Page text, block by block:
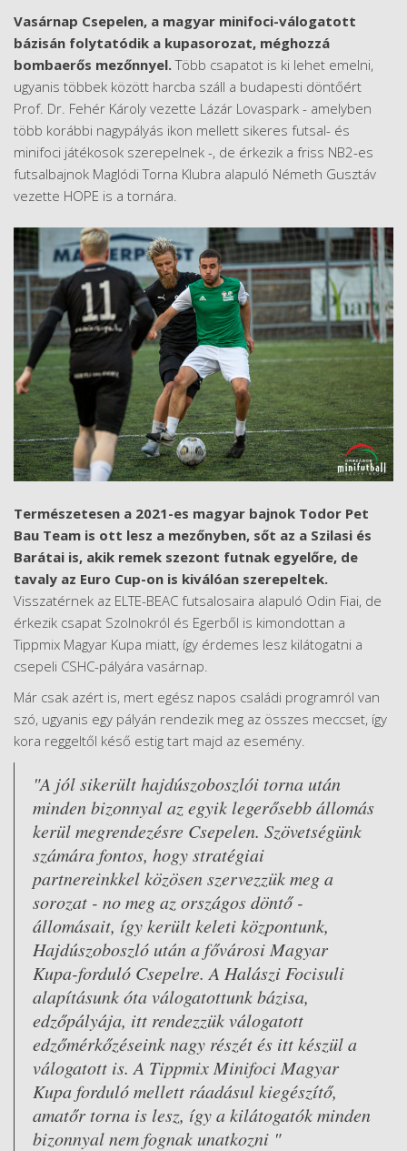
Vasárnap Csepelen, a magyar minifoci-válogatott
bázisán folytatódik a kupasorozat, méghozzá
bombaerős mezőnnyel.Több csapatot is ki lehet emelni,
ugyanis többek között harcba száll a budapesti döntőért
Prof. Dr. Fehér Károly vezette Lázár Lovaspark - amelyben
több korábbi nagypályás ikon mellett sikeres futsal- és
minifoci játékosok szerepelnek -, de érkezik a friss NB2-es
futsalbajnok Maglódi Torna Klubra alapuló Németh Gusztáv
vezette HOPE is a tornára.
Természetesen a 2021-es magyar bajnok Todor Pet
Bau Team is ott lesz a mezőnyben, sőt az a Szilasi és
Barátai is, akik remek szezont futnak egyelőre, de
tavaly az Euro Cup-on is kiválóan szerepeltek.
Visszatérnek az ELTE-BEAC futsalosaira alapuló Odin Fiai, de
érkezik csapat Szolnokról és Egerből is kimondottan a
Tippmix Magyar Kupa miatt, így érdemes lesz kilátogatni a
csepeli CSHC-pályára vasárnap.
Már csak azért is, mert egész napos családi programról van
szó, ugyanis egy pályán rendezik meg az összes meccset, így
kora reggeltől késő estig tart majd az esemény.
"A jól sikerült hajdúszoboszlói torna után
minden bizonnyal az egyik legerősebb állomás
kerül megrendezésre Csepelen. Szövetségünk
számára fontos, hogy stratégiai
partnereinkkel közösen szervezzük meg a
sorozat - no meg az országos döntő -
állomásait, így került keleti központunk,
Hajdúszoboszló után a fővárosi Magyar
Kupa-forduló Csepelre. A Halászi Focisuli
alapításunk óta válogatottunk bázisa,
edzőpályája, itt rendezzük válogatott
edzőmérkőzéseink nagy részét és itt készül a
válogatott is. A Tippmix Minifoci Magyar
Kupa forduló mellett ráadásul kiegészítő,
amatőr torna is lesz, így a kilátogatók minden
bizonnyal nem fognak unatkozni "